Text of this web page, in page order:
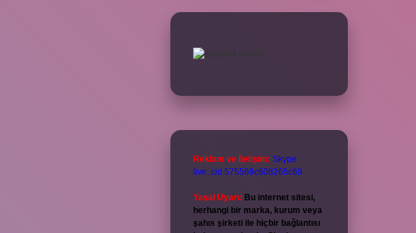
Reklam ve İletişim: Skype:
live:.cid.575569c608265c69
Yasal Uyarı: Bu internet sitesi,
herhangi bir marka, kurum veya
şahıs şirketi ile hiçbir bağlantısı